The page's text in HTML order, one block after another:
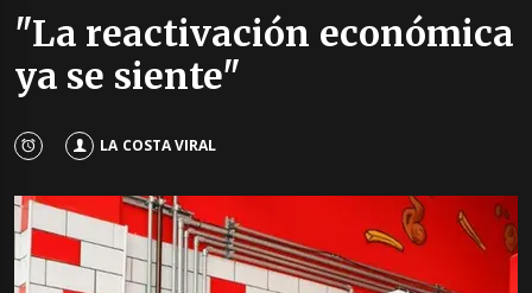
"La reactivación económica
ya se siente"
LA COSTA VIRAL